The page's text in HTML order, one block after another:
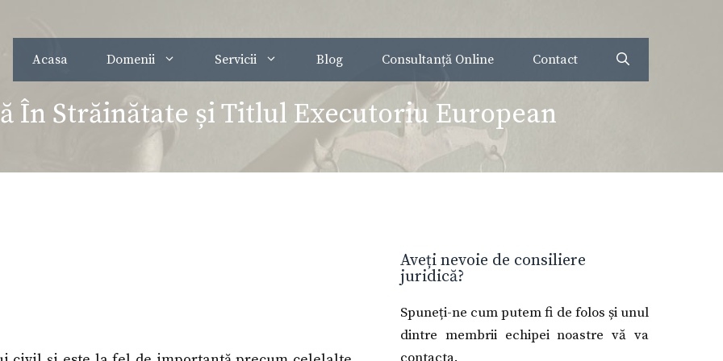
Acasa Domenii Servicii Blog Consultanță Online Contact
În Străinătate și Titlul Executoriu European
Aveți nevoie de consiliere
juridică?
Spuneți-ne cum putem fi de folos și unul
dintre membrii echipei noastre vă va